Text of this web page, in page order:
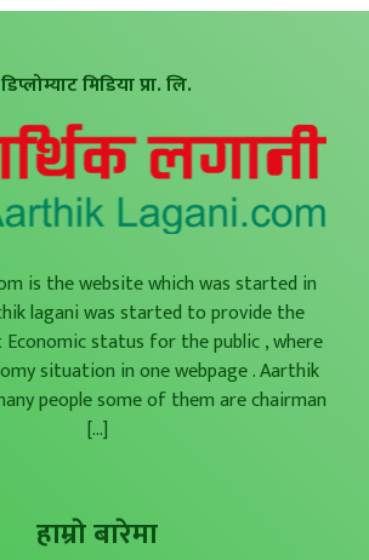
डिप्लोम्याट मिडिया प्रा. लि.
is the website which was started in
lagani was started to provide the
status for the public , where
situation in one webpage . Aarthik
people some of them are chairman
[...]
हाम्राे बारेमा